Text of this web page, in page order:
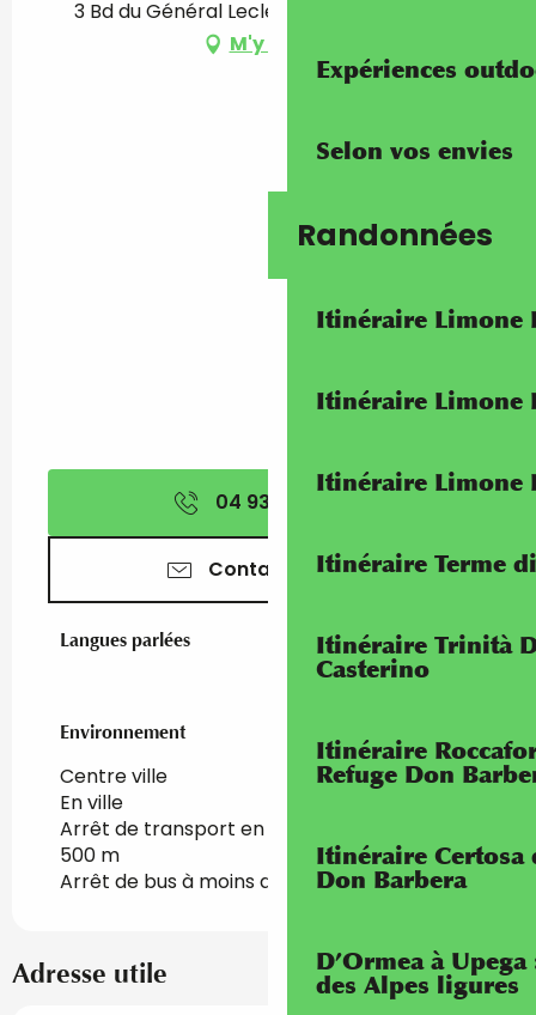
Expériences
Selon vos envies
Randonnées
Itinéraire Limone
Itinéraire Limone
Itinéraire Limone
Itinéraire Terme
Itinéraire Trinità
Casterino
Itinéraire
Refuge Don
Itinéraire Certosa
Don Barbera
D’Ormea à
des Alpes ligures
3 Bd du Général Leclerc, 06240 Beausoleil
M'y rendre
04 93 78 08
Contactez-nous
Langues parlées
Langues parlées
Environnement
Environnement
Centre ville
En ville
Arrêt de transport en commun à moins de
500 m
Arrêt de bus à moins de 500 m
Adresse utile